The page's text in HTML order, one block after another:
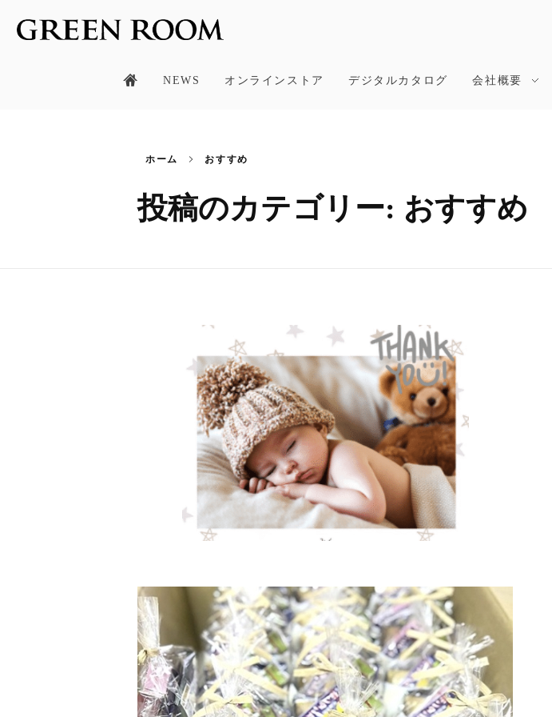
NEWS オンラインストア デジタルカタログ 会社概要
ホーム おすすめ
投稿のカテゴリー: おすすめ